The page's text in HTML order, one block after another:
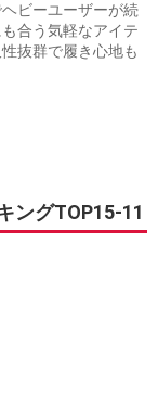
ビーユーザーが続
合う気軽なアイテ
抜群で履き心地も
ングTOP15-11